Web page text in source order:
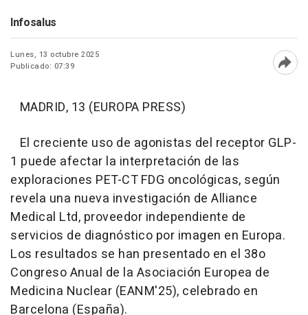
Infosalus
Lunes, 13 octubre 2025
Publicado: 07:39
MADRID, 13 (EUROPA PRESS)
El creciente uso de agonistas del receptor GLP-
1 puede afectar la interpretación de las
exploraciones PET-CT FDG oncológicas, según
revela una nueva investigación de Alliance
Medical Ltd, proveedor independiente de
servicios de diagnóstico por imagen en Europa.
Los resultados se han presentado en el 38o
Congreso Anual de la Asociación Europea de
Medicina Nuclear (EANM'25), celebrado en
Barcelona (España).